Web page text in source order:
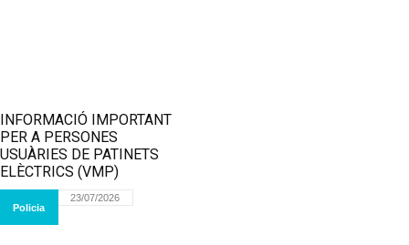
INFORMACIÓ IMPORTANT
PER A PERSONES
USUÀRIES DE PATINETS
ELÈCTRICS (VMP)
Policia
23/07/2026